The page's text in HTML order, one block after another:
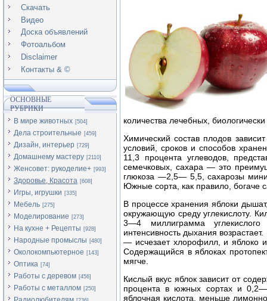
Скачать
Видео
Доска объявлений
Фотоальбом
Disclaimer
Контакты & ©
ОСНОВНЫЕ
РУБРИКИ
В мире животных [504]
Дела строительные [459]
Дизайн, интерьер [729]
Домашнему мастеру [2110]
Женсовет: рукоделие+ [993]
Здоровье, Красота [608]
Игры, игрушки [335]
Мебель [275]
Моделирование [273]
На кухне + Рецепты [928]
Народные промыслы [480]
Околокомпьютерное [143]
Оптика [74]
Работы с деревом [456]
Работы с металлом [250]
количества лечебных,
Химический состав плодов
условий, сроков и способов
11,3 процента углеводов,
семечковых, сахара — это
глюкоза —2,5— 5,5, сахарозы
Южные сорта, как правило, богаче
В процессе хранения яблоки
окружающую среду углекислоту.
3—4 миллиграмма
интенсивность дыхания
— исчезает хлорофилл, и яблоко
Содержащийся в яблоках
мягче.
Кислый вкус яблок зависит от
процента в южных сортах и
яблочная кислота, меньше